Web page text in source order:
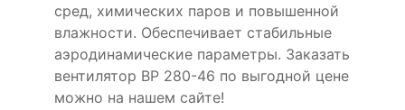
сред, химических паров и повышенной
влажности. Обеспечивает стабильные
аэродинамические параметры. Заказать
вентилятор ВР 280-46 по выгодной цене
можно на нашем сайте!